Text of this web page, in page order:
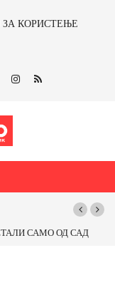
КОРИСТЕЊЕ
САМО ОД САД